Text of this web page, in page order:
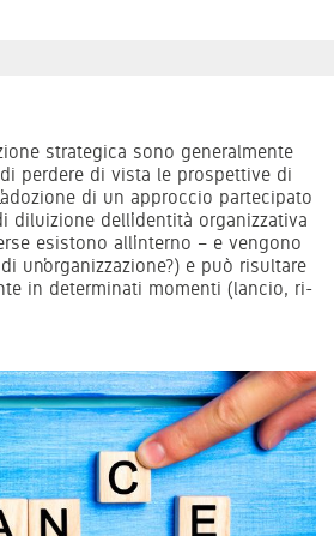
strategica sono generalmente
perdere di vista le prospettive di
di un approccio partecipato
dell’identità organizzativa
esistono all’interno – e vengono
un’organizzazione?) e può risultare
in determinati momenti (lancio, ri-